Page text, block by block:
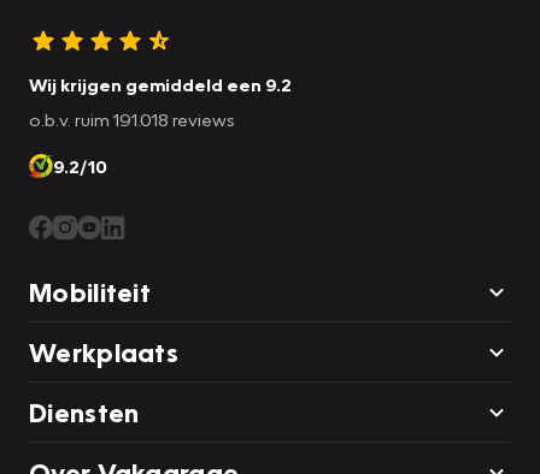
Wij krijgen gemiddeld een 9.2
o.b.v. ruim 191.018 reviews
9.2/10
Mobiliteit
Werkplaats
Diensten